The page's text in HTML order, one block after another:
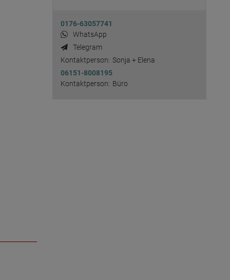
0176-63057741
WhatsApp
Telegram
Kontaktperson: Sonja + Elena
06151-8008195
Kontaktperson: Büro